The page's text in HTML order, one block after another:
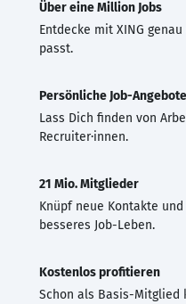
Über eine Million Jobs
Entdecke mit XING
passt.
Persönliche Job-Angebote
Lass Dich finden von
Recruiter·innen.
21 Mio. Mitglieder
Knüpf neue Kontakte
besseres Job-Leben.
Kostenlos profitieren
Schon als Basis-Mitglied